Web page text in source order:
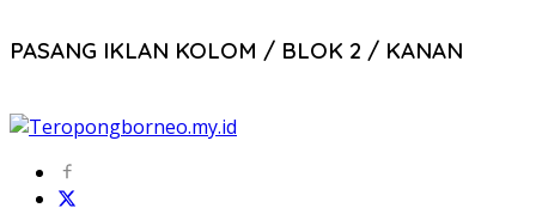
PASANG IKLAN KOLOM / BLOK 2 / KANAN